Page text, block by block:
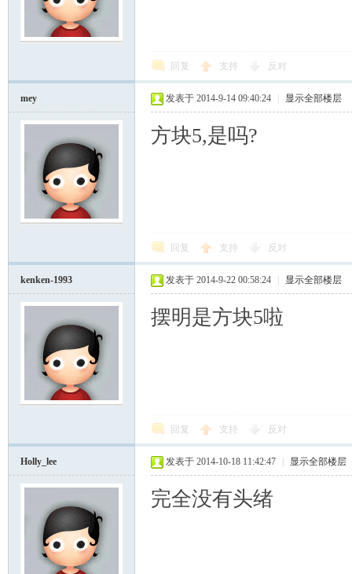
回复 支持 反对
mey 发表于 2014-9-14 09:40:24 显示全部楼层
方块5,是吗?
回复 支持 反对
kenken-1993 发表于 2014-9-22 00:58:24 显示全部楼层
摆明是方块5啦
回复 支持 反对
Holly_lee 发表于 2014-10-18 11:42:47 显示全部楼层
完全没有头绪